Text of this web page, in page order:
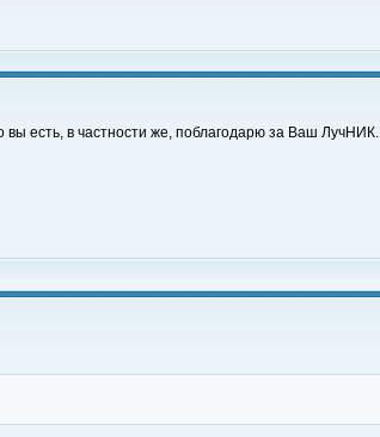
вы есть, в частности же, поблагодарю за Ваш ЛучНИК.